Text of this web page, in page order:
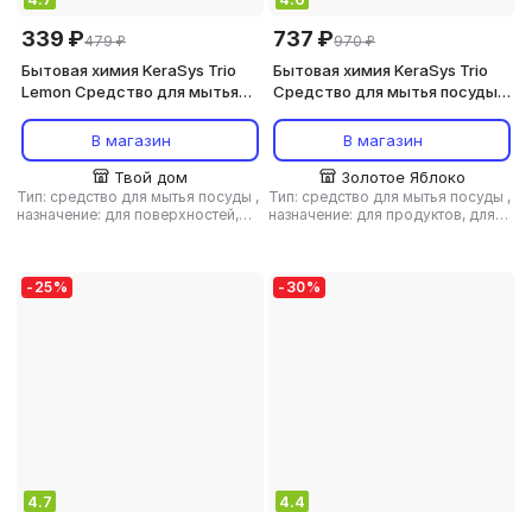
339 ₽479 ₽
Бытовая химия KeraSys Trio
Lemon Средство для мытья
В магазин
Твой дом
Тип: средство для мытья посуды ,
назначение: для поверхностей,
737 ₽970 ₽
Бытовая химия KeraSys Trio
Средство для мытья посуды
В магазин
Золотое Яблоко
Тип: средство для мытья посуды ,
назначение: для продуктов, для
- 25%
4.7
- 30%
4.4